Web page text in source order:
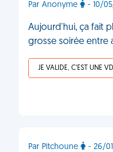
Par Anonyme - 10/
Aujourd'hui, ça fait
grosse soirée entre
JE VALIDE, C'EST UNE
Par Pitchoune - 26/